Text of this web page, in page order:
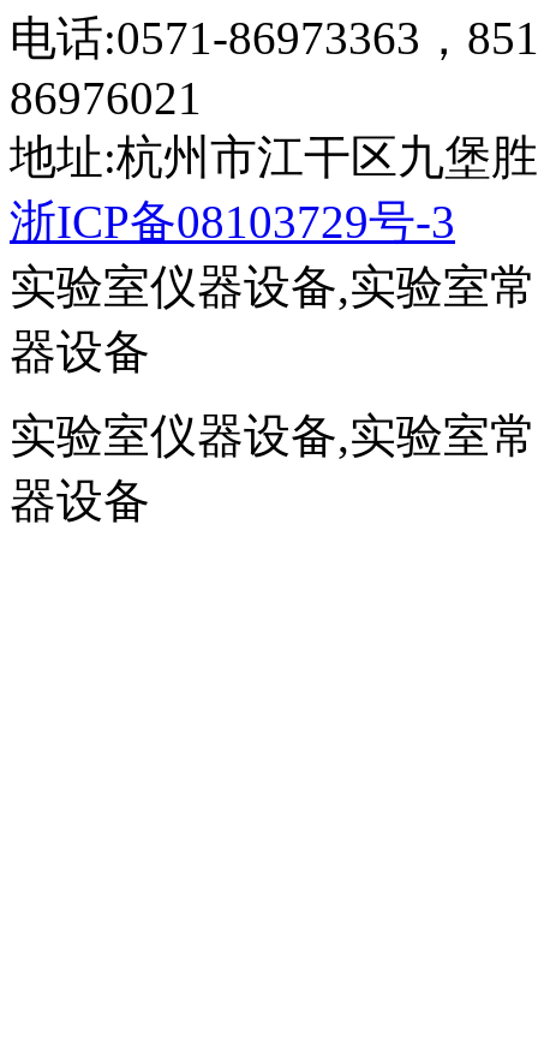
电话:0571-86973363，
86976021
地址:杭州市江干区九堡
浙ICP备08103729号-3
实验室仪器设备,实验室
器设备
实验室仪器设备,实验室
器设备